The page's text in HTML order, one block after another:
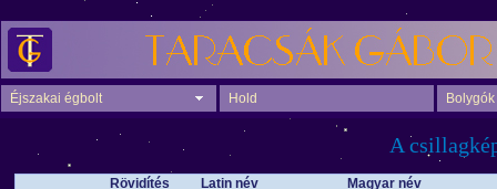
Éjszakai égbolt Hold Bolygók
A
Rövidítés Latin név Magyar név